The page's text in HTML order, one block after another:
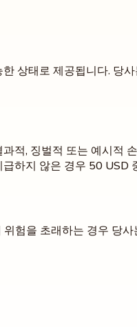
상태로 제공됩니다. 당
적, 징벌적 또는 예시적
하지 않은 경우 50 USD
험을 초래하는 경우 당